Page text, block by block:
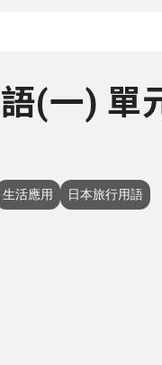
(一) 單
生活應用 日本旅行用語